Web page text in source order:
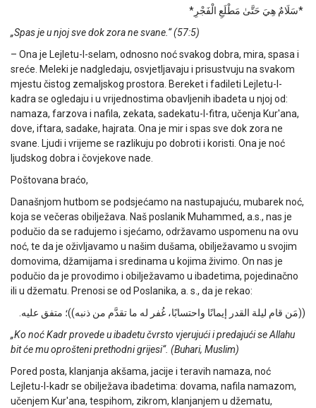
*سَلَامٌ هِيَ حَتَّىٰ مَطْلَعِ الْفَجْرِ *
„Spas je u njoj sve dok zora ne svane.“ (57:5)
– Ona je Lejletu-l-selam, odnosno noć svakog dobra, mira, spasa i
sreće. Meleki je nadgledaju, osvjetljavaju i prisustvuju na svakom
mjestu čistog zemaljskog prostora. Bereket i fadileti Lejletu-l-
kadra se ogledaju i u vrijednostima obavljenih ibadeta u njoj od:
namaza, farzova i nafila, zekata, sadekatu-l-fitra, učenja Kur'ana,
dove, iftara, sadake, hajrata. Ona je mir i spas sve dok zora ne
svane. Ljudi i vrijeme se razlikuju po dobroti i koristi. Ona je noć
ljudskog dobra i čovjekove nade.
Poštovana braćo,
Današnjom hutbom se podsjećamo na nastupajuću, mubarek noć,
koja se večeras obilježava. Naš poslanik Muhammed, a.s., nas je
podučio da se radujemo i sjećamo, održavamo uspomenu na ovu
noć, te da je oživljavamo u našim dušama, obilježavamo u svojim
domovima, džamijama i sredinama u kojima živimo. On nas je
podučio da je provodimo i obilježavamo u ibadetima, pojedinačno
ili u džematu. Prenosi se od Poslanika, a. s., da je rekao:
((مَن قام ليلة القدر إيمانًا واحتسابًا، غُفر له ما تقدَّم من ذنبه))؛ متفق عليه
„Ko noć Kadr provede u ibadetu čvrsto vjerujući i predajući se Allahu
bit će mu oprošteni prethodni grijesi“. (Buhari, Muslim)
Pored posta, klanjanja akšama, jacije i teravih namaza, noć
Lejletu-l-kadr se obilježava ibadetima: dovama, nafila namazom,
učenjem Kur'ana, tespihom, zikrom, klanjanjem u džematu,